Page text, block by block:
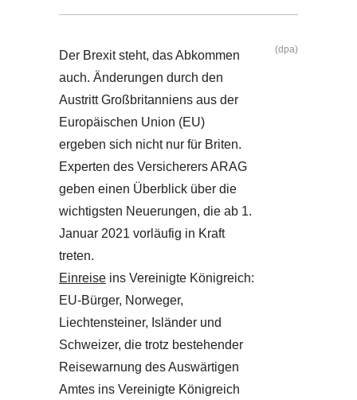
Der Brexit steht, das Abkommen
auch. Änderungen durch den
Austritt Großbritanniens aus der
Europäischen Union (EU)
ergeben sich nicht nur für Briten.
Experten des Versicherers ARAG
geben einen Überblick über die
wichtigsten Neuerungen, die ab 1.
Januar 2021 vorläufig in Kraft
treten.
Einreise ins Vereinigte Königreich:
EU-Bürger, Norweger,
Liechtensteiner, Isländer und
Schweizer, die trotz bestehender
Reisewarnung des Auswärtigen
Amtes ins Vereinigte Königreich
(dpa)